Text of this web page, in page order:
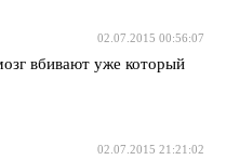
02.07.2015 00:56:07
вбивают уже который
02.07.2015 21:21:02